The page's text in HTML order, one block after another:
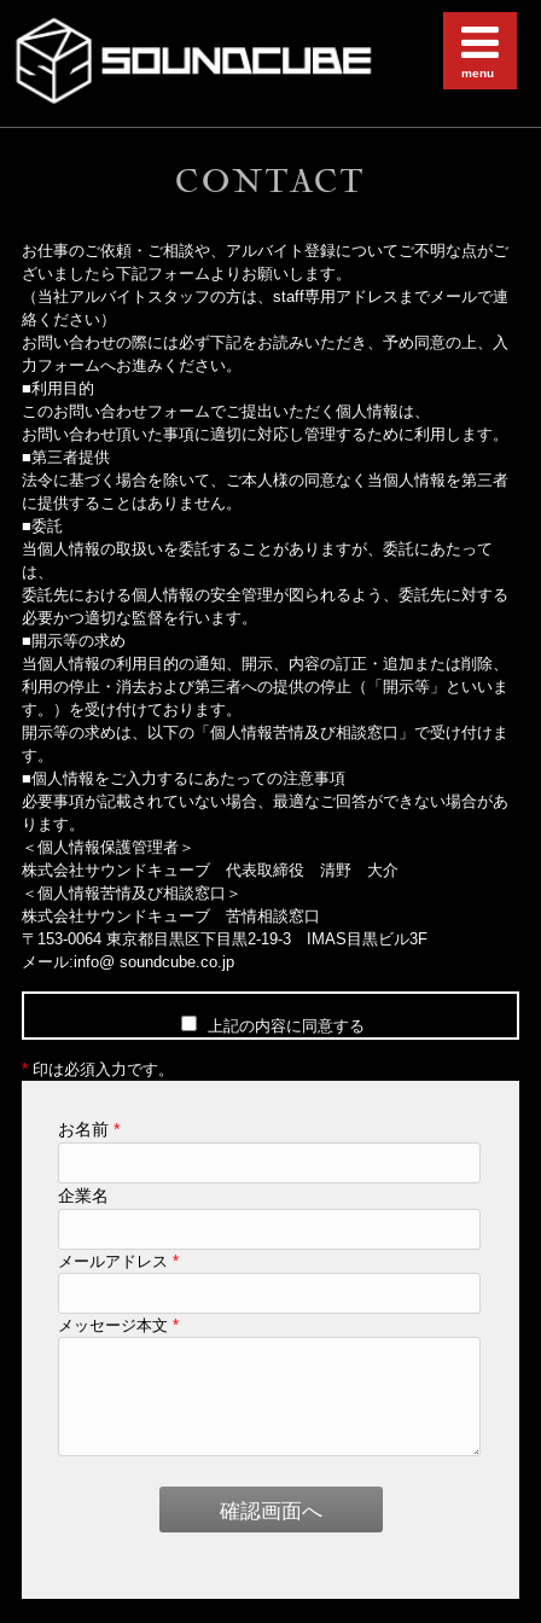
menu
CONTACT
お仕事のご依頼・ご相談や、アルバイト登録についてご不明な点がご
ざいましたら下記フォームよりお願いします。
（当社アルバイトスタッフの方は、staff専用アドレスまでメールで連
絡ください）
お問い合わせの際には必ず下記をお読みいただき、予め同意の上、入
力フォームへお進みください。
■利用目的
このお問い合わせフォームでご提出いただく個人情報は、
お問い合わせ頂いた事項に適切に対応し管理するために利用します。
■第三者提供
法令に基づく場合を除いて、ご本人様の同意なく当個人情報を第三者
に提供することはありません。
■委託
当個人情報の取扱いを委託することがありますが、委託にあたって
は、
委託先における個人情報の安全管理が図られるよう、委託先に対する
必要かつ適切な監督を行います。
■開示等の求め
当個人情報の利用目的の通知、開示、内容の訂正・追加または削除、
利用の停止・消去および第三者への提供の停止（「開示等」といいま
す。）を受け付けております。
開示等の求めは、以下の「個人情報苦情及び相談窓口」で受け付けま
す。
■個人情報をご入力するにあたっての注意事項
必要事項が記載されていない場合、最適なご回答ができない場合があ
ります。
＜個人情報保護管理者＞
株式会社サウンドキューブ 代表取締役 清野 大介
＜個人情報苦情及び相談窓口＞
株式会社サウンドキューブ 苦情相談窓口
〒153-0064 東京都目黒区下目黒2-19-3 IMAS目黒ビル3F
メール:info@ soundcube.co.jp
上記の内容に同意する
*印は必須入力です。
お名前 *
企業名
メールアドレス *
メッセージ本文 *